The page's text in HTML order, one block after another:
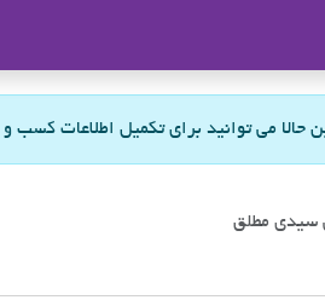
حالا می توانید برای تکمیل اطلاعات
سیدی مطلق